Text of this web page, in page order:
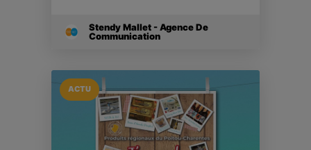
Stendy Mallet - Agence De
Communication
ACTU